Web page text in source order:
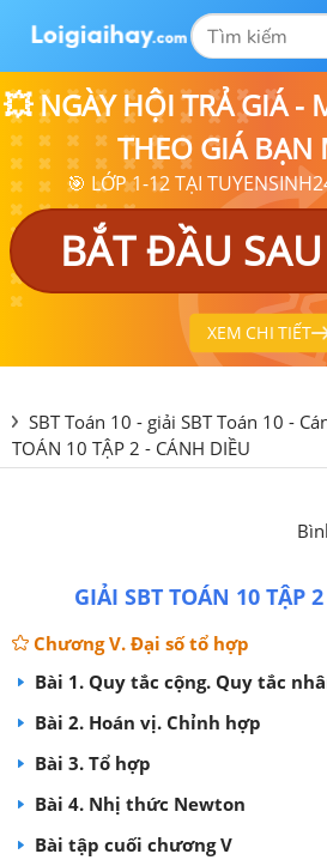
💥 NGÀY HỘI TRẢ GIÁ -
THEO GIÁ BẠN
🎯 LỚP 1-12 TẠI
BẮT ĐẦU
XEM CHI TIẾT
SBT Toán 10 - giải SBT Toán 10 -
TOÁN 10 TẬP 2 - CÁNH DIỀU
GIẢI SBT TOÁN 10 TẬP
Chương V. Đại số tổ hợp
Bài 1. Quy tắc cộng. Quy tắc
Bài 2. Hoán vị. Chỉnh hợp
Bài 3. Tổ hợp
Bài 4. Nhị thức Newton
Bài tập cuối chương V